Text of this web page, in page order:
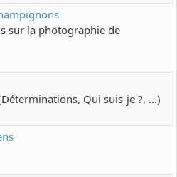
sur la photographie de
Qui suis-je ?, ...)